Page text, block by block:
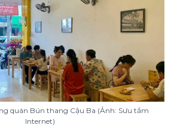
quán Bún thang Cậu Ba (Ảnh: Sưu tầm
Internet)